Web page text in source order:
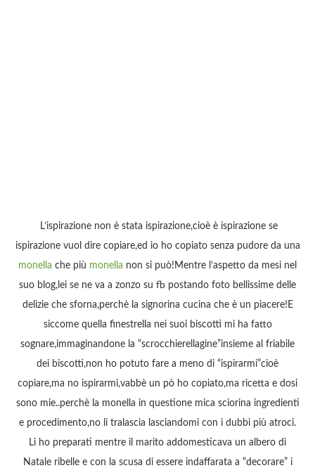
L’ispirazione non è stata ispirazione,cioè è ispirazione se
ispirazione vuol dire copiare,ed io ho copiato senza pudore da una
monella che più monella non si può!Mentre l’aspetto da mesi nel
suo blog,lei se ne va a zonzo su fb postando foto bellissime delle
delizie che sforna,perchè la signorina cucina che è un piacere!E
siccome quella finestrella nei suoi biscotti mi ha fatto
sognare,immaginandone la “scrocchierellagine”insieme al friabile
dei biscotti,non ho potuto fare a meno di “ispirarmi”cioè
copiare,ma no ispirarmi,vabbè un pò ho copiato,ma ricetta e dosi
sono mie..perchè la monella in questione mica sciorina ingredienti
e procedimento,no li tralascia lasciandomi con i dubbi più atroci.
Li ho preparati mentre il marito addomesticava un albero di
Natale ribelle e con la scusa di essere indaffarata a “decorare” i